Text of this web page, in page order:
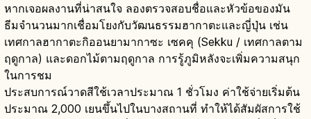
หากเจอผลงานที่น่าสนใจ ลองตรวจสอบชื่อและหัวข้อของมัน
ธีมจำนวนมากเชื่อมโยงกับวัฒนธรรมฮากาตะและญี่ปุ่น เช่น
เทศกาลฮากาตะกิออนยามากาซะ เซคคุ (Sekku / เทศกาลตาม
ฤดูกาล) และดอกไม้ตามฤดูกาล การรู้ภูมิหลังจะเพิ่มความสนุก
ในการชม
ประสบการณ์วาดสีใช้เวลาประมาณ 1 ชั่วโมง ค่าใช้จ่ายเริ่มต้น
ประมาณ 2,000 เยนขึ้นไปในบางสถานที่ ทำให้ได้สัมผัสการใช้